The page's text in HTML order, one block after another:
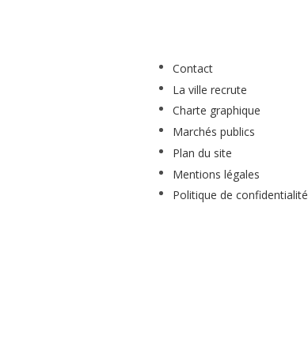
Contact
La ville recrute
Charte graphique
Marchés publics
Plan du site
Mentions légales
Politique de confidentialité